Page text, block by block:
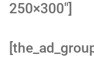
250×300″]